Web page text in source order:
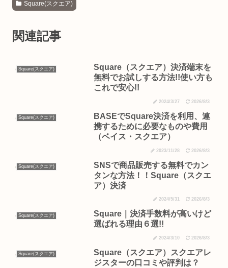
Square(スクエア)
関連記事
Square(スクエア)
Square（スクエア）決済端末を
無料でお試しする方法!!使い方も
これで安心!!
2024/3/27 2026/8/3
Square(スクエア)
BASEでSquare決済を利用、連
携するために必要なものや費用
（ベイス・スクエア）
2023/11/28 2026/8/3
Square(スクエア)
SNSで商品販売する無料でカン
タンな方法！！Square（スクエ
ア）決済
2024/5/31 2026/8/3
Square(スクエア)
Square｜決済手数料が高いけど
選ばれる理由６選!!
2024/3/10 2026/8/3
Square(スクエア)
Square（スクエア）スクエアレ
ジスターの口コミや評判は？